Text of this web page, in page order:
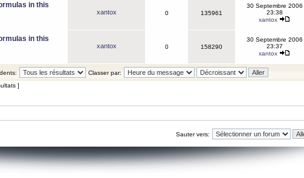
in this
xantox 0 135961
30 Septembre 2006
23:38
xantox
in this
xantox 0 158290
30 Septembre 2006
23:37
xantox
Classer par:
]
Sauter vers: